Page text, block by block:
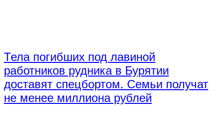
Тела погибших под лавиной
работников рудника в Бурятии
доставят спецбортом. Семьи получат
не менее миллиона рублей